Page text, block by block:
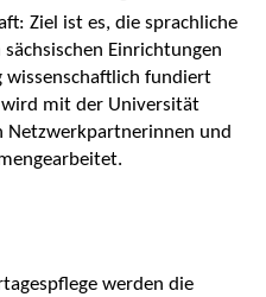
Ziel ist es, die sprachliche
Einrichtungen
wissenschaftlich fundiert
mit der Universität
Netzwerkpartnerinnen und
werden die